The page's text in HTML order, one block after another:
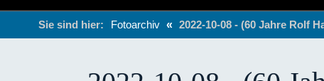
Sie sind hier: Fotoarchiv « 2022-10-08 - (60 Jahre Rolf